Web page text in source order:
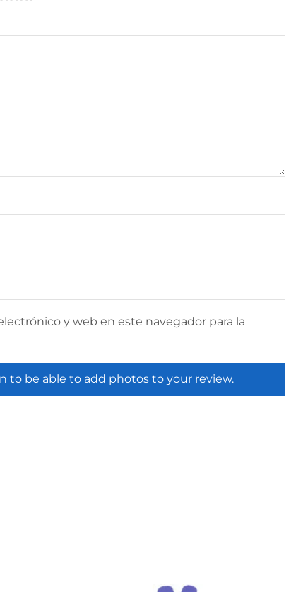
y web en este navegador para la
to be able to add photos to your review.